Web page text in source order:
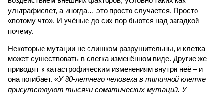
ультрафиолет, а иногда… это просто случается. Просто
«потому что». И учёные до сих пор бьются над загадкой
почему.
Некоторые мутации не слишком разрушительны, и клетка
может существовать в слегка изменённом виде. Другие же
приводят к катастрофическим изменениям внутри неё – и
она погибает. «У 80-летнего человека в типичной клетке
присутствуют тысячи соматических мутаций. У